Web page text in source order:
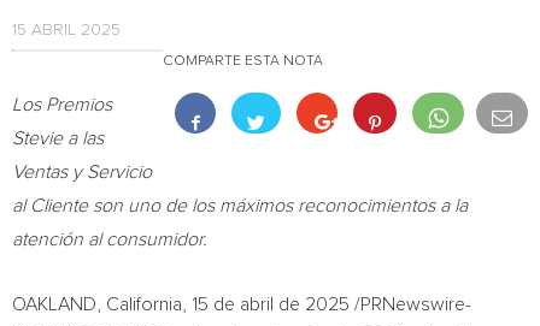
15 ABRIL 2025
COMPARTE ESTA NOTA
Los Premios
Stevie a las
Ventas y Servicio
al Cliente son uno de los máximos reconocimientos a la
atención al consumidor.
OAKLAND, California 15 de abril de 2025 /PRNewswire-